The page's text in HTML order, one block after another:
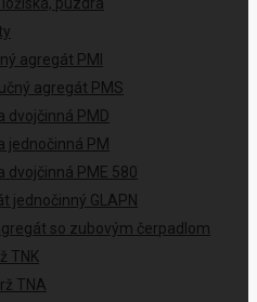
agregát PMI
agregát PMS
dvojčinná PMD
jednočinná PM
dvojčinná PME 580
jednočinný GLAPN
so zubovým čerpadlom
TNK
TNA